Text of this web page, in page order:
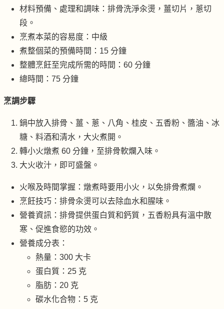
材料預備、處理和調味：排骨洗淨汆燙，薑切片，蔥切
段。
烹煮本菜的容易度：中級
煮整個菜的預備時間：15 分鐘
整體烹飪至完成所需的時間：60 分鐘
總時間：75 分鐘
烹調步驟
鍋中放入排骨、薑、蔥、八角、桂皮、五香粉、醬油、冰
糖、料酒和清水，大火煮開。
轉小火燉煮 60 分鐘，至排骨軟爛入味。
大火收汁，即可盛盤。
火喉及時間掌握：燉煮時要用小火，以免排骨煮爛。
烹飪技巧：排骨汆燙可以去除血水和腥味。
營養資訊：排骨提供蛋白質和鈣質，五香粉具有溫中散
寒、促進食慾的功效。
營養成分表：
熱量：300 大卡
蛋白質：25 克
脂肪：20 克
碳水化合物：5 克